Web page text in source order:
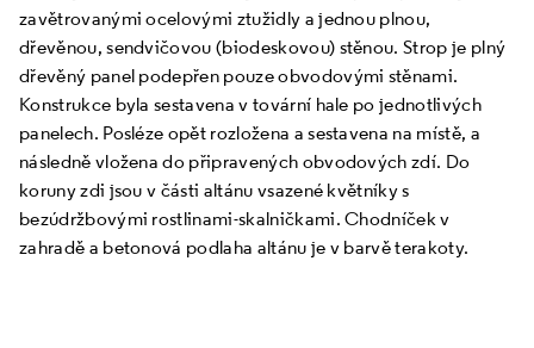
zavětrovanými ocelovými ztužidly a jednou plnou,
dřevěnou, sendvičovou (biodeskovou) stěnou. Strop je plný
dřevěný panel podepřen pouze obvodovými stěnami.
Konstrukce byla sestavena v tovární hale po jednotlivých
panelech. Posléze opět rozložena a sestavena na místě, a
následně vložena do připravených obvodových zdí. Do
koruny zdi jsou v části altánu vsazené květníky s
bezúdržbovými rostlinami-skalničkami. Chodníček v
zahradě a betonová podlaha altánu je v barvě terakoty.